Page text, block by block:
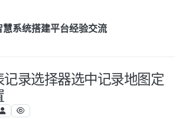
慧系统搭建平台经验交流
录选择器选中记录地图定